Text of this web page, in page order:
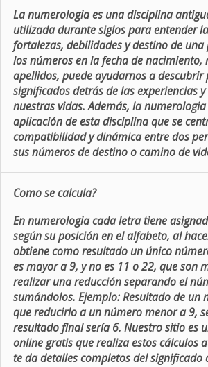
La numerologia es una disciplina
utilizada durante siglos para entender
fortalezas, debilidades y destino de una
los números en la fecha de nacimiento,
apellidos, puede ayudarnos a descubrir
significados detrás de las experiencias y
nuestras vidas. Además, la
aplicación de esta disciplina que se
compatibilidad y dinámica entre dos
sus números de destino o camino de
Como se calcula?
En numerologia cada letra tiene
según su posición en el alfabeto, al
obtiene como resultado un único
es mayor a 9, y no es 11 o 22, que son
realizar una reducción separando el
sumándolos. Ejemplo: Resultado de un
que reducirlo a un número menor a 9,
resultado final sería 6. Nuestro sitio es
online gratis que realiza estos cálculos
te da detalles completos del significado